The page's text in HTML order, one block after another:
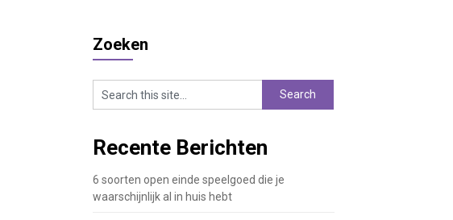
Zoeken
Recente Berichten
6 soorten open einde speelgoed die je
waarschijnlijk al in huis hebt